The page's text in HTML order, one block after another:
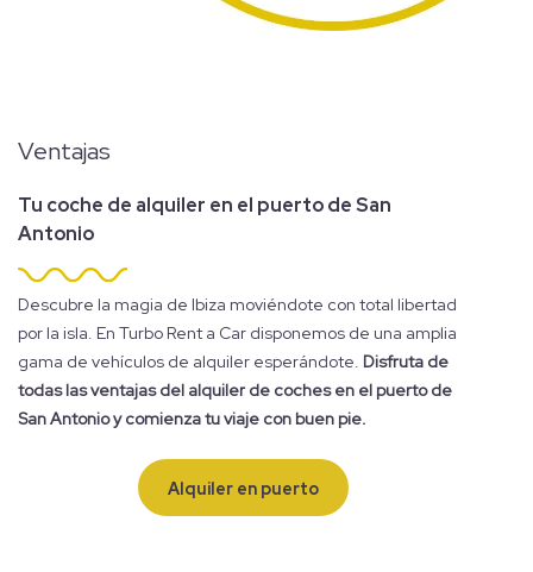
Ventajas
Tu coche de alquiler en el puerto de San
Antonio
Descubre la magia de Ibiza moviéndote con total libertad
por la isla. En Turbo Rent a Car disponemos de una amplia
gama de vehículos de alquiler esperándote. Disfruta de
todas las ventajas del alquiler de coches en el puerto de
San Antonio y comienza tu viaje con buen pie.
Alquiler en puerto